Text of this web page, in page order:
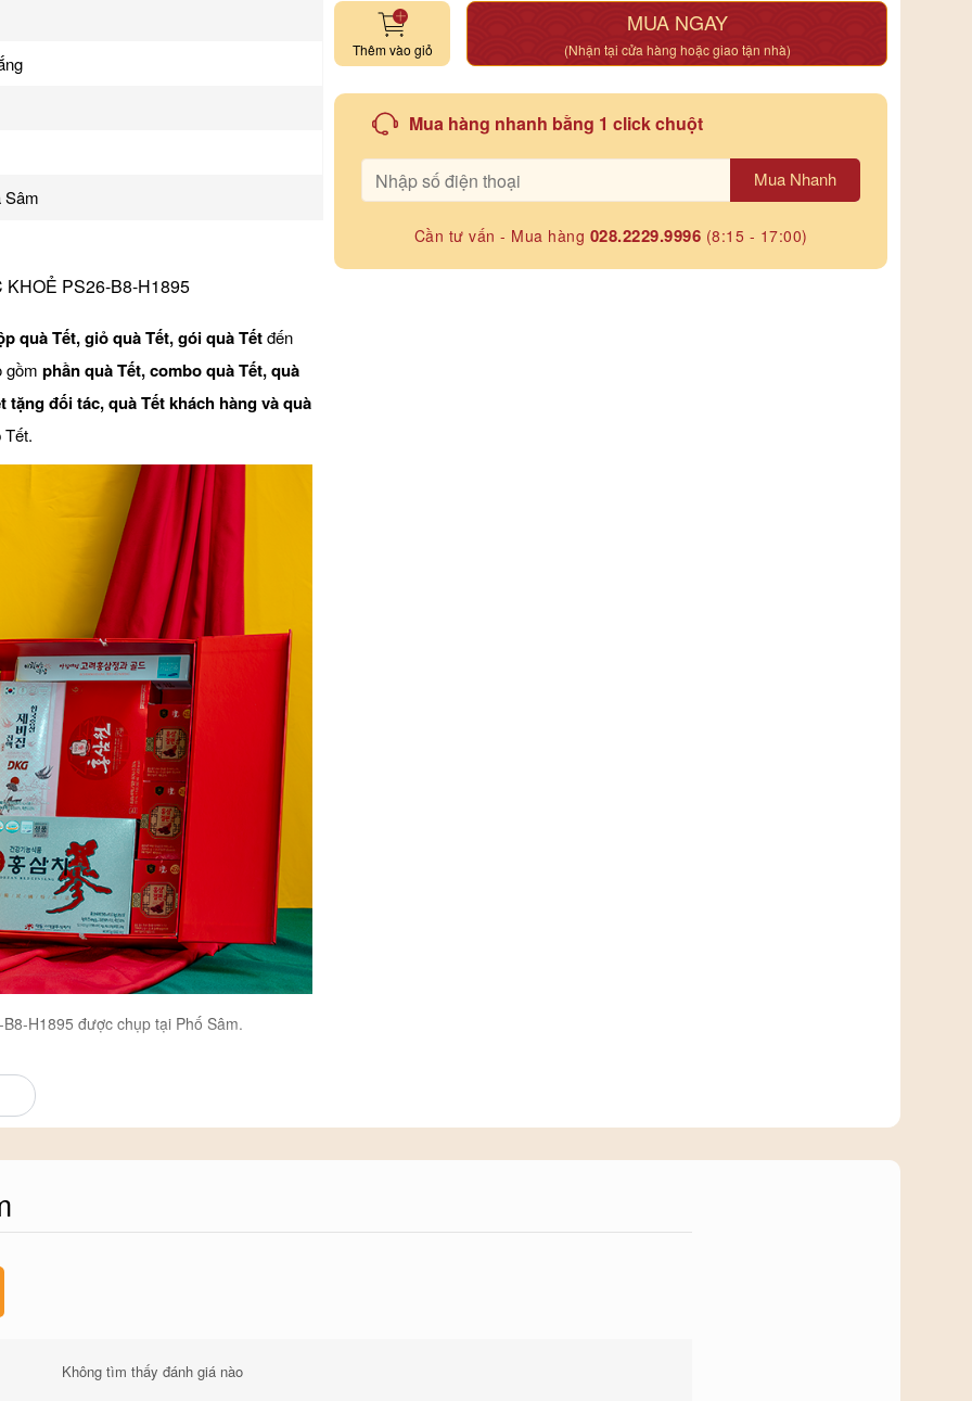
Sâm
KHOẺ PS26-B8-H1895
quà Tết, giỏ quà Tết, gói quà Tếtđến
gồm phần quà Tết, combo quà Tết, quà
tặng đối tác, quà Tết khách hàng và quà
Tết.
H1895 được chụp tại Phố Sâm.
tang-doi-tac.html
Thêm vào giỏ
MUA NGAY
(Nhận tại cửa hàng hoặc giao tận nhà)
Mua hàng nhanh bằng 1 click chuột
Mua Nhanh
Cần tư vấn - Mua hàng 028.2229.9996 (8:15 - 17:00)
Không tìm thấy đánh giá nào